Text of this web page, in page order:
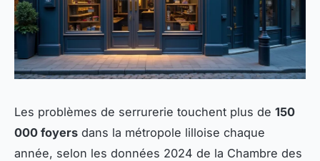
Les problèmes de serrurerie touchent plus de 150
000 foyers dans la métropole lilloise chaque
année, selon les données 2024 de la Chambre des